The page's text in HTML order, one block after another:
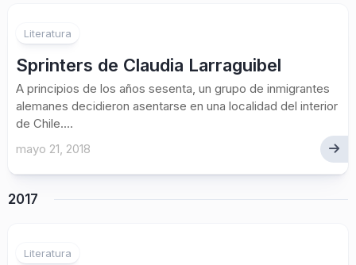
Literatura
Sprinters de Claudia Larraguibel
A principios de los años sesenta, un grupo de inmigrantes
alemanes decidieron asentarse en una localidad del interior
de Chile....
mayo 21, 2018
2017
Literatura